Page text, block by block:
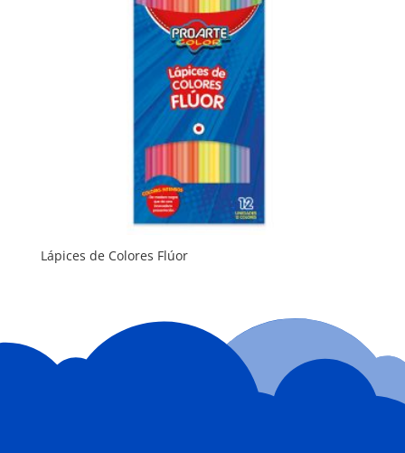
Lápices de Colores Flúor